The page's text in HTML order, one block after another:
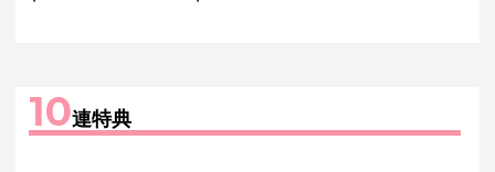
10連特典